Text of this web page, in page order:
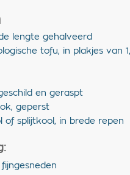
lengte gehalveerd
tofu, in plakjes van
en geraspt
, geperst
of splijtkool , in brede repen
fijngesneden